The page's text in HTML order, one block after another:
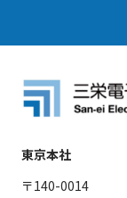
東京本社
〒140-0014